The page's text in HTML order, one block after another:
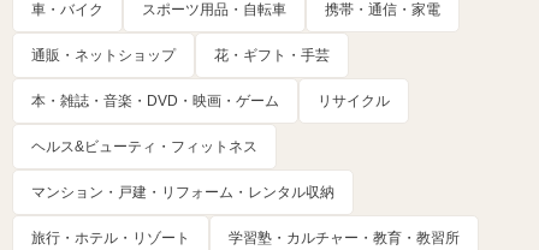
車・バイク スポーツ用品・自転車 携帯・通信・家電
通販・ネットショップ 花・ギフト・手芸
本・雑誌・音楽・DVD・映画・ゲーム リサイクル
ヘルス&ビューティ・フィットネス
マンション・戸建・リフォーム・レンタル収納
旅行・ホテル・リゾート 学習塾・カルチャー・教育・教習所